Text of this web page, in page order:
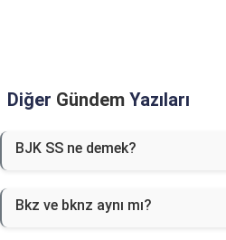
Diğer Gündem Yazıları
BJK SS ne demek?
Bkz ve bknz aynı mı?